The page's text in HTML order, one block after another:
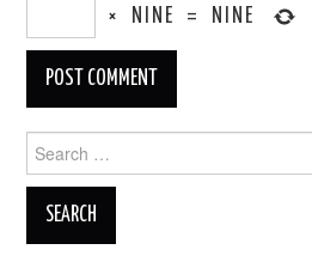
× NINE = NINE
Search
for: